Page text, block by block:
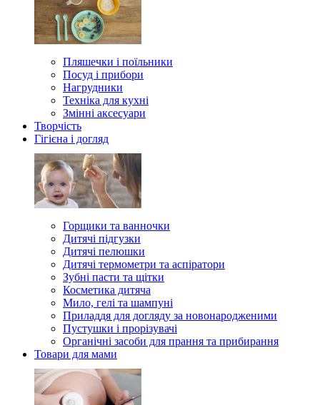
Пляшечки і поїльники
Посуд і прибори
Нагрудники
Техніка для кухні
Змінні аксесуари
Творчість
Гігієна і догляд
Горщики та ванночки
Дитячі підгузки
Дитячі пелюшки
Дитячі термометри та аспіратори
Зубні пасти та щітки
Косметика дитяча
Мило, гелі та шампуні
Приладдя для догляду за новонародженими
Пустушки і прорізувачі
Органічні засоби для прання та прибирання
Товари для мами